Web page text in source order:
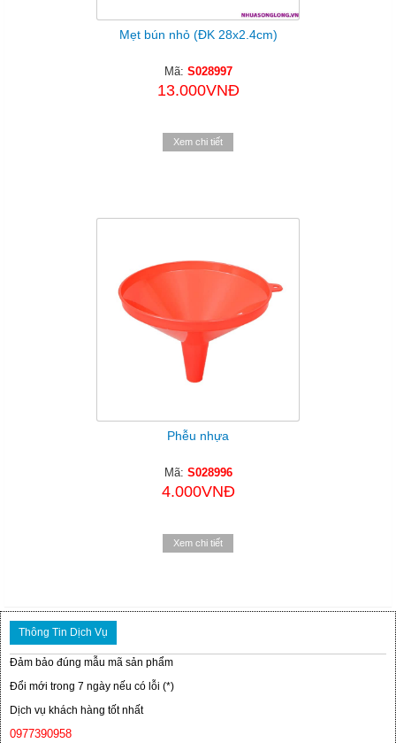
Mẹt bún nhỏ (ĐK 28x2.4cm)
Mã: S028997
13.000VNĐ
Xem chi tiết
Phễu nhựa
Mã: S028996
4.000VNĐ
Xem chi tiết
Thông Tin Dịch Vụ
Đảm bảo đúng mẫu mã sản phẩm
Đổi mới trong 7 ngày nếu có lỗi (*)
Dịch vụ khách hàng tốt nhất
0977390958